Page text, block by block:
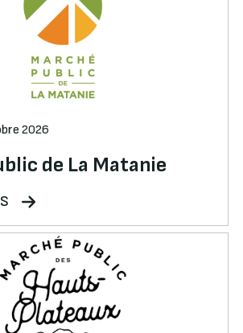
2026
de La Matanie